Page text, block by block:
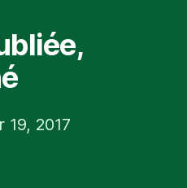
19, 2017